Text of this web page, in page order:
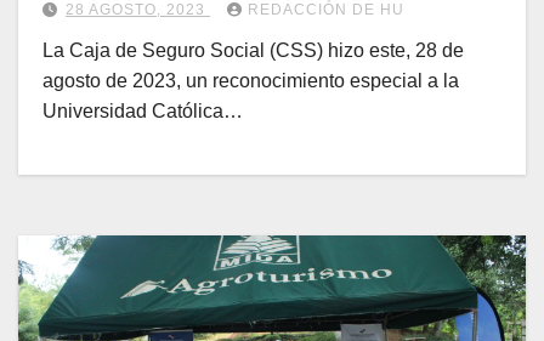
28 AGOSTO, 2023 REDACCIÓN DE HU
La Caja de Seguro Social (CSS) hizo este, 28 de
agosto de 2023, un reconocimiento especial a la
Universidad Católica…